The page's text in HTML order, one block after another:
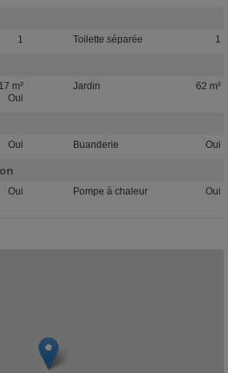
1 Toilette séparée 1
17 m² Jardin
62 m²
Oui
Oui Buanderie Oui
Oui Pompe à chaleur Oui